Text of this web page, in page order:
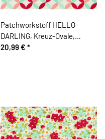
Patchworkstoff HELLO
DARLING, Kreuz-Ovale,
mintgrün-rot-altrosa, Moda
20,99 € *